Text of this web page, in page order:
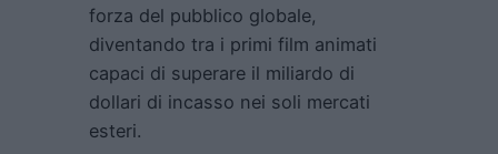
forza del pubblico globale,
diventando tra i primi film animati
capaci di superare il miliardo di
dollari di incasso nei soli mercati
esteri.